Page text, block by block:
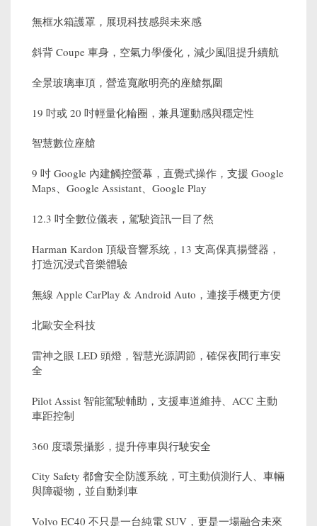
無框水箱護罩，展現科技感與未來感
斜背 Coupe 車身，空氣力學優化，減少風阻提升續航
全景玻璃車頂，營造寬敞明亮的座艙氛圍
19 吋或 20 吋輕量化輪圈，兼具運動感與穩定性
智慧數位座艙
9 吋 Google 內建觸控螢幕，直覺式操作，支援 Google
Maps、Google Assistant、Google Play
12.3 吋全數位儀表，駕駛資訊一目了然
Harman Kardon 頂級音響系統，13 支高保真揚聲器，
打造沉浸式音樂體驗
無線 Apple CarPlay & Android Auto，連接手機更方便
北歐安全科技
雷神之眼 LED 頭燈，智慧光源調節，確保夜間行車安
全
Pilot Assist 智能駕駛輔助，支援車道維持、ACC 主動
車距控制
360 度環景攝影，提升停車與行駛安全
City Safety 都會安全防護系統，可主動偵測行人、車輛
與障礙物，並自動剎車
Volvo EC40 不只是一台純電 SUV，更是一場融合未來